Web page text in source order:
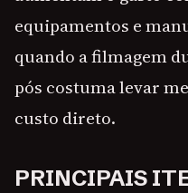
equipamentos e
quando a filmagem
pós costuma levar
custo direto.
PRINCIPAIS